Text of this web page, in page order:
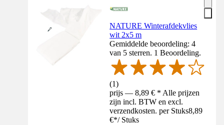
NATURE Winterafdekvlies
wit 2x5 m
Gemiddelde beoordeling: 4
van 5 sterren. 1 Beoordeling.
(1)
prijs — 8,89 € * Alle prijzen
zijn incl. BTW en excl.
verzendkosten. per Stuks8,89
€*/ Stuks